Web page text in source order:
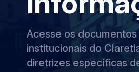
Acesse os
institucionais do
diretrizes específicas